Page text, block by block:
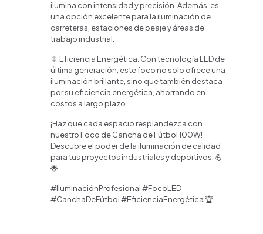
ilumina con intensidad y precisión. Además, es
una opción excelente para la iluminación de
carreteras, estaciones de peaje y áreas de
trabajo industrial.
🔆 Eficiencia Energética: Con tecnología LED de
última generación, este foco no solo ofrece una
iluminación brillante, sino que también destaca
por su eficiencia energética, ahorrando en
costos a largo plazo.
¡Haz que cada espacio resplandezca con
nuestro Foco de Cancha de Fútbol 100W!
Descubre el poder de la iluminación de calidad
para tus proyectos industriales y deportivos. 💪
🌟
#IluminaciónProfesional #FocoLED
#CanchaDeFútbol #EficienciaEnergética 🏆